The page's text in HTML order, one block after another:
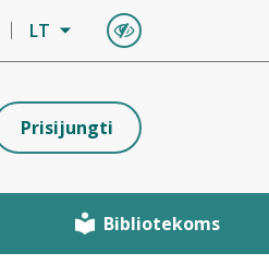
LT
Prisijungti
Bibliotekoms